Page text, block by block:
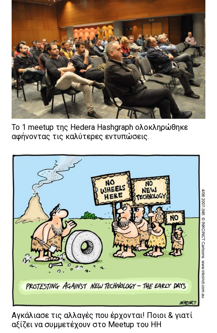
Το 1 meetup της Hedera Hashgraph ολοκληρώθηκε
αφήνοντας τις καλύτερες εντυπώσεις.
Αγκάλιασε τις αλλαγές που έρχονται! Ποιοι & γιατί
αξίζει να συμμετέχουν στο Meetup του ΗΗ